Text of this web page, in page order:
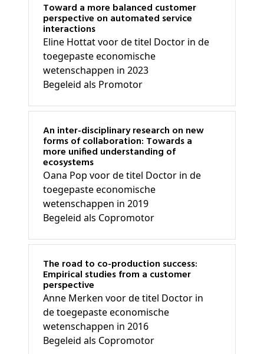
Toward a more balanced customer
perspective on automated service
interactions
Eline Hottat voor de titel Doctor in de
toegepaste economische
wetenschappen in 2023
Begeleid als Promotor
An inter-disciplinary research on new
forms of collaboration: Towards a
more unified understanding of
ecosystems
Oana Pop voor de titel Doctor in de
toegepaste economische
wetenschappen in 2019
Begeleid als Copromotor
The road to co-production success:
Empirical studies from a customer
perspective
Anne Merken voor de titel Doctor in
de toegepaste economische
wetenschappen in 2016
Begeleid als Copromotor